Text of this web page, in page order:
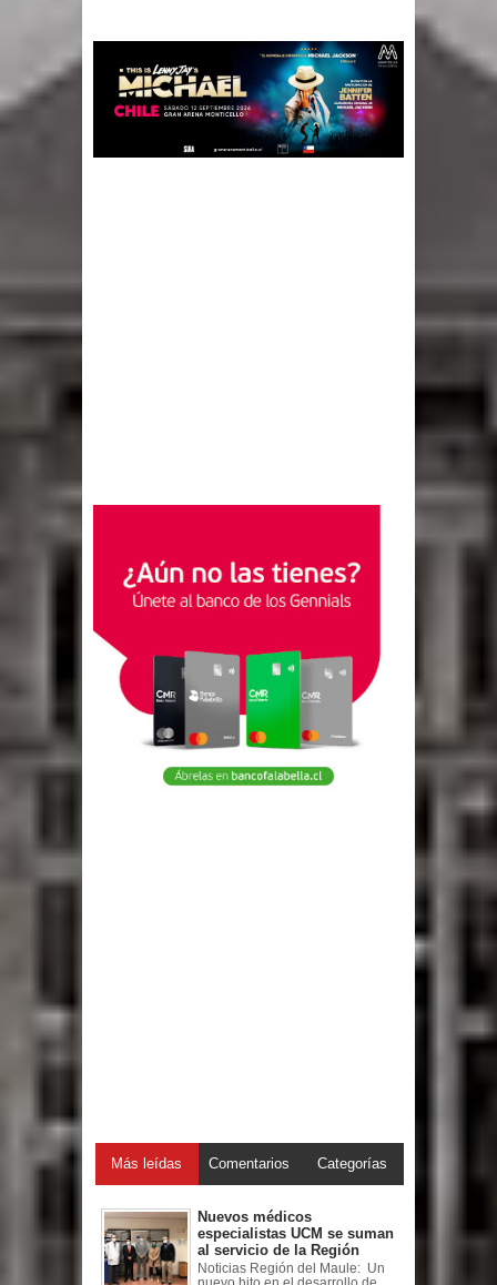
Más leídas Comentarios Categorías
Nuevos médicos
especialistas UCM se suman
al servicio de la Región
Noticias Región del Maule: Un